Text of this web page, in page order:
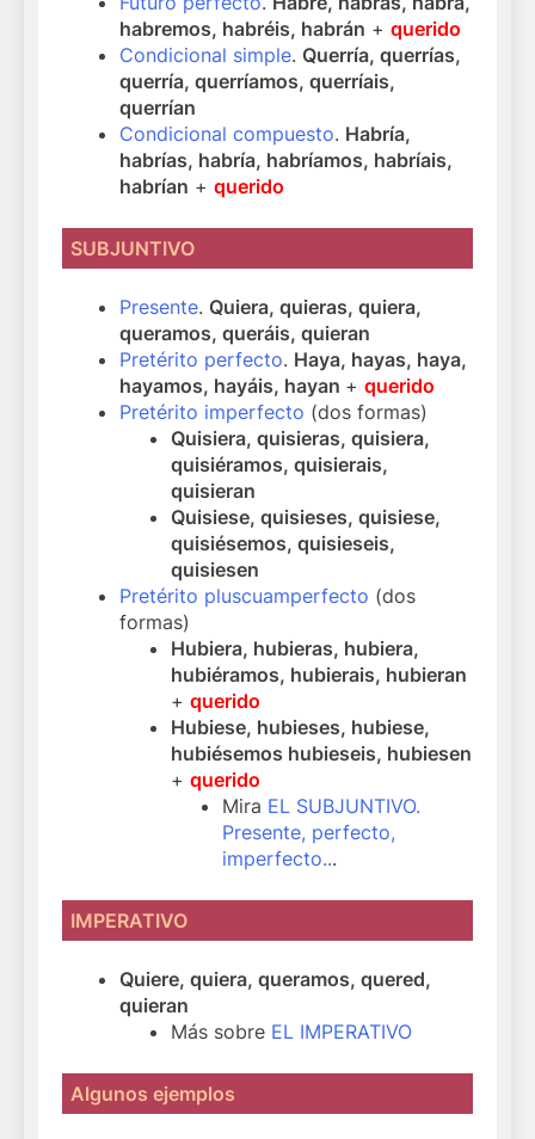
habremos, habréis, habrán + querido
Condicional simple. Querría, querrías,
querría, querríamos, querríais,
querrían
Condicional compuesto. Habría,
habrías, habría, habríamos, habríais,
habrían + querido
SUBJUNTIVO
Presente. Quiera, quieras, quiera,
queramos, queráis, quieran
Pretérito perfecto. Haya, hayas, haya,
hayamos, hayáis, hayan + querido
Pretérito imperfecto (dos formas)
Quisiera, quisieras, quisiera,
quisiéramos, quisierais,
quisieran
Quisiese, quisieses, quisiese,
quisiésemos, quisieseis,
quisiesen
Pretérito pluscuamperfecto (dos
formas)
Hubiera, hubieras, hubiera,
hubiéramos, hubierais, hubieran
+querido
Hubiese, hubieses, hubiese,
hubiésemos hubieseis, hubiesen
+querido
Mira EL SUBJUNTIVO.
Presente, perfecto,
imperfecto...
IMPERATIVO
Quiere, quiera, queramos, quered,
quieran
Más sobre EL IMPERATIVO
Algunos ejemplos